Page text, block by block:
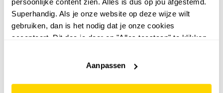
Superhandig. Als je onze website op deze wijze wilt
gebruiken, dan is het nodig dat je onze cookies
accepteert. Dit doe je door op "Alles toestaan" te klikken.
website niet optimaal functioneert.
Aanpassen